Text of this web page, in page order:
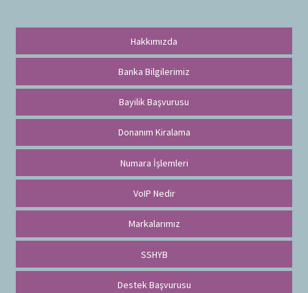
Hakkımızda
Banka Bilgilerimiz
Bayilik Başvurusu
Donanım Kiralama
Numara İşlemleri
VoIP Nedir
Markalarımız
SSHYB
Destek Başvurusu